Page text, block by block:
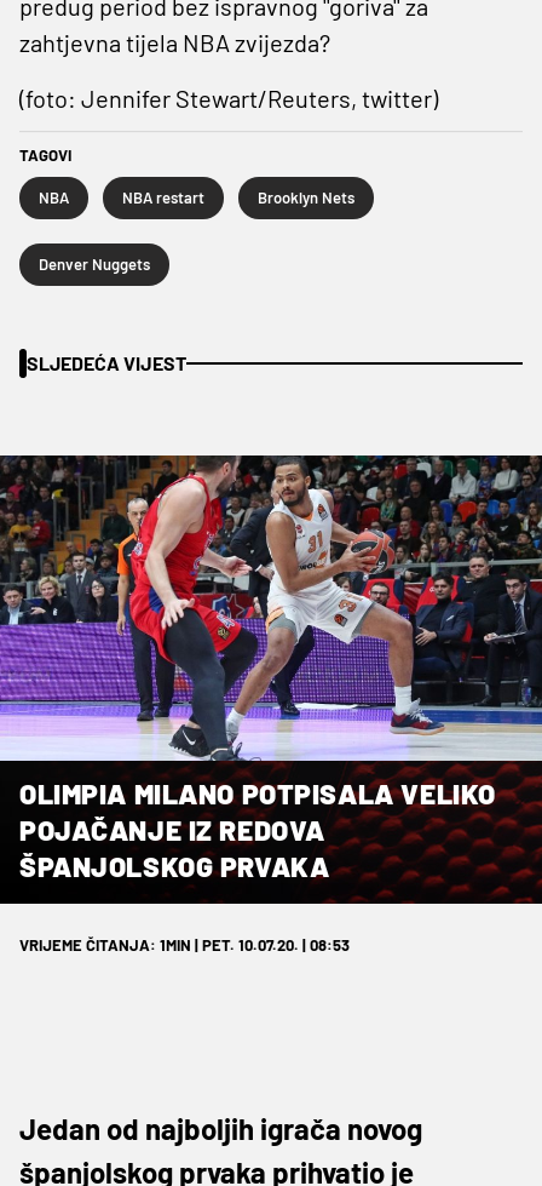
predug period bez ispravnog ''goriva'' za
zahtjevna tijela NBA zvijezda?
(foto: Jennifer Stewart/Reuters, twitter)
TAGOVI
NBA NBA restart Brooklyn Nets
Denver Nuggets
SLJEDEĆA VIJEST
OLIMPIA MILANO POTPISALA VELIKO
POJAČANJE IZ REDOVA
ŠPANJOLSKOG PRVAKA
VRIJEME ČITANJA: 1MIN | PET. 10.07.20. | 08:53
Jedan od najboljih igrača novog
španjolskog prvaka prihvatio je